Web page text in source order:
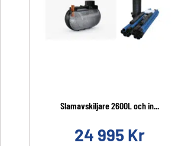
Slamavskiljare 2600L och in...
24 995 Kr